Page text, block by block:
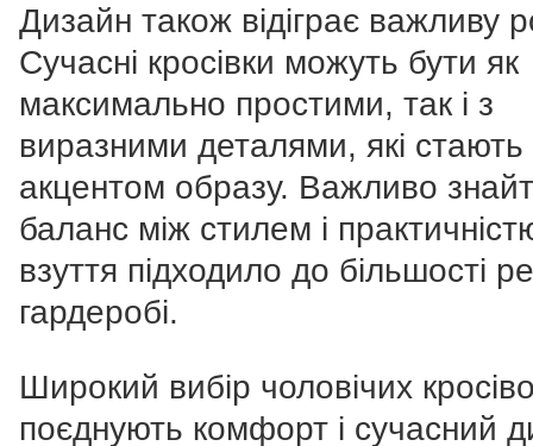
Дизайн також відіграє важливу
Сучасні кросівки можуть бути як
максимально простими, так і з
виразними деталями, які стають
акцентом образу. Важливо
баланс між стилем і
взуття підходило до більшості
гардеробі.
Широкий вибір чоловічих
поєднують комфорт і сучасний